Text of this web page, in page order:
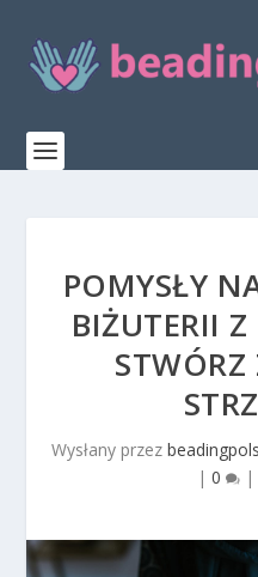
POMYSŁY
BIŻUTERII
STWÓRZ
Wysłany przez
| 0 |